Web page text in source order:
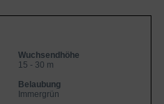
Wuchsendhöhe
15 - 30 m
Belaubung
Immergrün